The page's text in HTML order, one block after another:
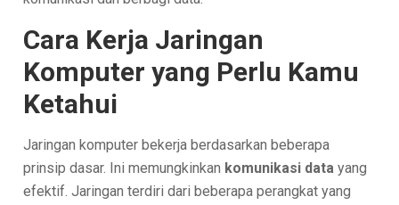
Cara Kerja Jaringan
Komputer yang Perlu Kamu
Ketahui
Jaringan komputer bekerja berdasarkan beberapa
prinsip dasar. Ini memungkinkan komunikasi data yang
efektif. Jaringan terdiri dari beberapa perangkat yang